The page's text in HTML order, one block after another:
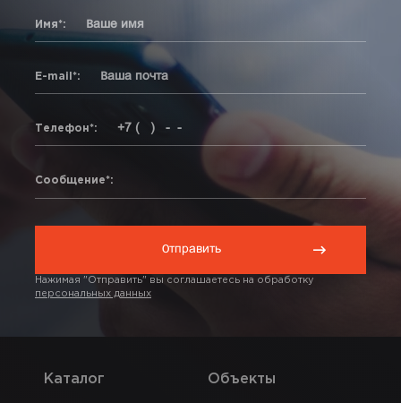
Имя*:
E-mail*:
Телефон*:
Сообщение*:
Нажимая "Отправить" вы соглашаетесь на обработку
персональных данных
Каталог Объекты